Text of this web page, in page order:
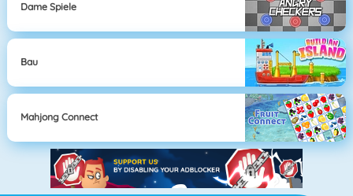
Dame Spiele
Bau
Mahjong Connect